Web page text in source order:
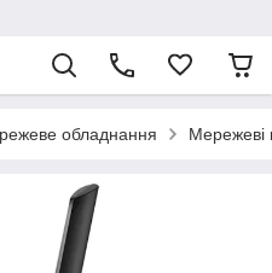
обладнання Мережеві